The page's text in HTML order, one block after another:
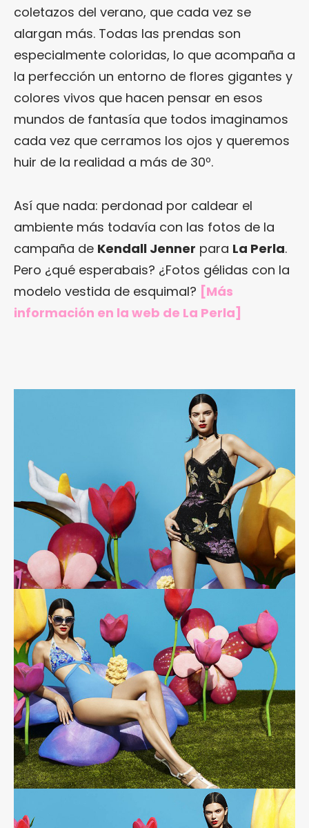
coletazos del verano, que cada vez se
alargan más. Todas las prendas son
especialmente coloridas, lo que acompaña a
la perfección un entorno de flores gigantes y
colores vivos que hacen pensar en esos
mundos de fantasía que todos imaginamos
cada vez que cerramos los ojos y queremos
huir de la realidad a más de 30º.
Así que nada: perdonad por caldear el
ambiente más todavía con las fotos de la
campaña de Kendall Jenner para La Perla.
Pero ¿qué esperabais? ¿Fotos gélidas con la
modelo vestida de esquimal? [Más
información en la web de La Perla]